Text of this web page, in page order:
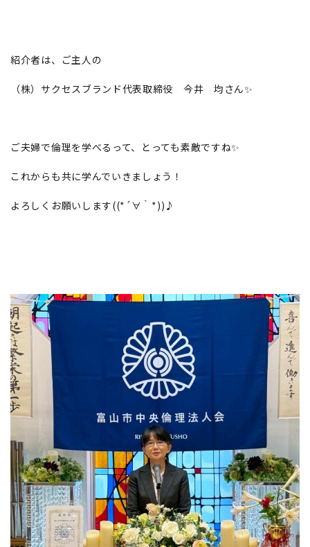
紹介者は、ご主人の
（株）サクセスブランド代表取締役 今井 均さん✨
ご夫婦で倫理を学べるって、とっても素敵ですね✨
これからも共に学んでいきましょう！
よろしくお願いします((*´∀｀*))♪